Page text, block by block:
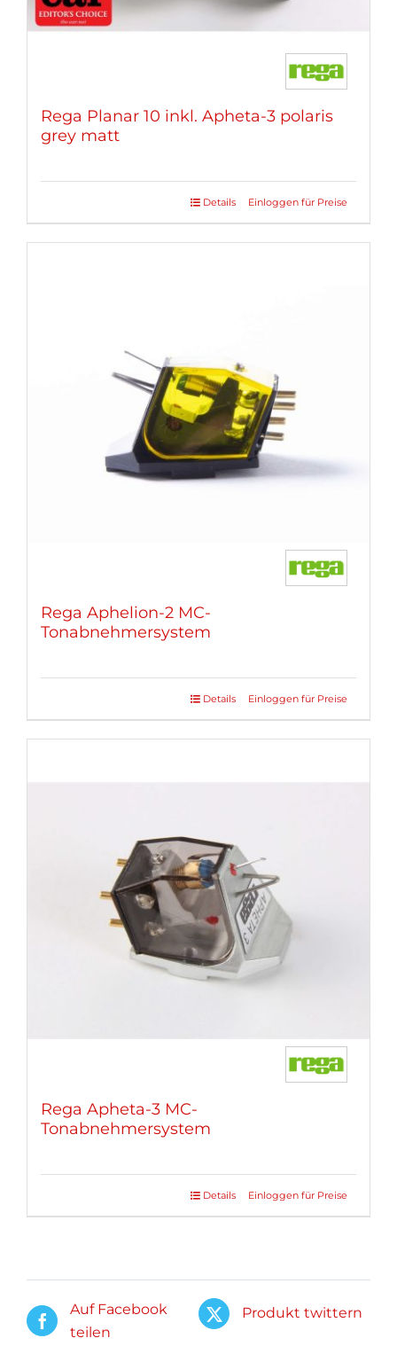
Rega Planar 10 inkl. Apheta-3 polaris
grey matt
Einloggen für Preise
Details
Rega Aphelion-2 MC-
Tonabnehmersystem
Einloggen für Preise
Details
Rega Apheta-3 MC-
Tonabnehmersystem
Einloggen für Preise
Details
Auf Facebook
teilen
Produkt twittern